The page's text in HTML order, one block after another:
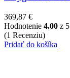
369,87 €
Hodnotenie 4.00 z 5
(1 Recenziu)
Pridať do košíka